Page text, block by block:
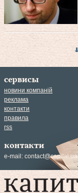
сервисы
новини компаній
реклама
контакти
правила
rss
контакти
e-mail: contact@capital.ua